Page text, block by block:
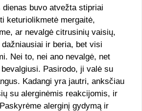
buvo atvežta stipriai
keturiolikmetė mergaitė,
ar nevalgė citrusinių vaisių,
ir beria, bet visi
Nei to, nei ano nevalgė, net
Pasirodo, ji valė su
Kadangi yra jautri, anksčiau
su alerginėmis reakcijomis, ir
alerginį gydymą ir